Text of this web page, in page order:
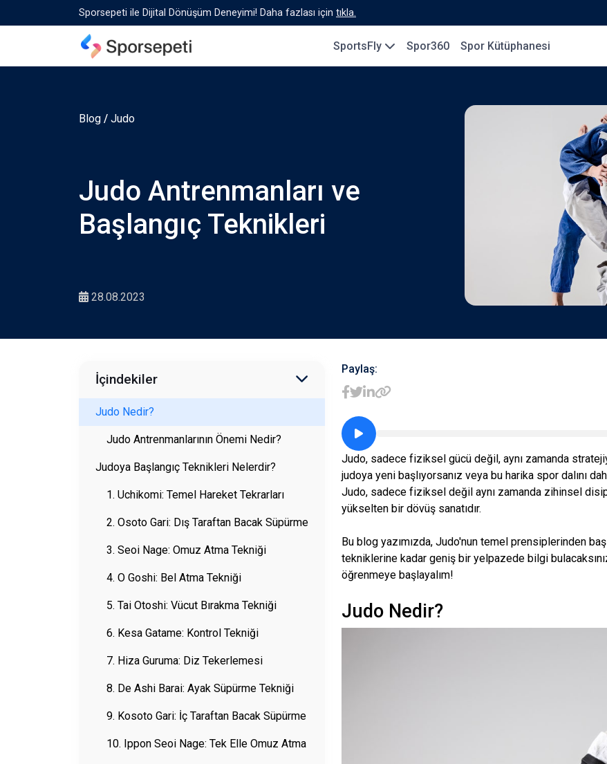
Sporsepeti ile Dijital Dönüşüm Deneyimi! Daha fazlası için tıkla.
SportsFly Spor360 Spor Kütüphanesi
Blog / Judo
Judo Antrenmanları ve
Başlangıç Teknikleri
28.08.2023
İçindekiler
Judo Nedir?
Judo Antrenmanlarının Önemi Nedir?
Judoya Başlangıç Teknikleri Nelerdir?
1. Uchikomi: Temel Hareket Tekrarları
2. Osoto Gari: Dış Taraftan Bacak Süpürme
3. Seoi Nage: Omuz Atma Tekniği
4. O Goshi: Bel Atma Tekniği
5. Tai Otoshi: Vücut Bırakma Tekniği
6. Kesa Gatame: Kontrol Tekniği
7. Hiza Guruma: Diz Tekerlemesi
8. De Ashi Barai: Ayak Süpürme Tekniği
9. Kosoto Gari: İç Taraftan Bacak Süpürme
10. Ippon Seoi Nage: Tek Elle Omuz Atma
Paylaş:
Judo, sadece fiziksel gücü değil, aynı zamanda
judoya yeni başlıyorsanız veya bu harika spor dalını
Judo, sadece fiziksel değil aynı zamanda zihinsel
yükselten bir dövüş sanatıdır.
Bu blog yazımızda, Judo'nun temel prensiplerinden
tekniklerine kadar geniş bir yelpazede bilgi
öğrenmeye başlayalım!
Judo Nedir?